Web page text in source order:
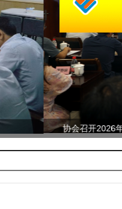
人员考试工作会议...